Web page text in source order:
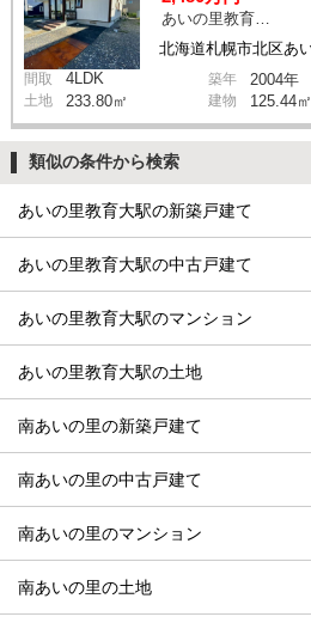
あいの里教育大駅 徒歩18分
間取 4LDK 築年 2004年
土地 233.80㎡ 建物 125.44㎡
類似の条件から検索
あいの里教育大駅の新築戸建て
あいの里教育大駅の中古戸建て
あいの里教育大駅のマンション
あいの里教育大駅の土地
南あいの里の新築戸建て
南あいの里の中古戸建て
南あいの里のマンション
南あいの里の土地